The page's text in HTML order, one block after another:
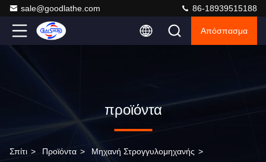
sale@goodlathe.com 86-18939515188
Απόσπασμα
προϊόντα
Σπίτι > Προϊόντα > Μηχανή Στρογγυλομηχανής >